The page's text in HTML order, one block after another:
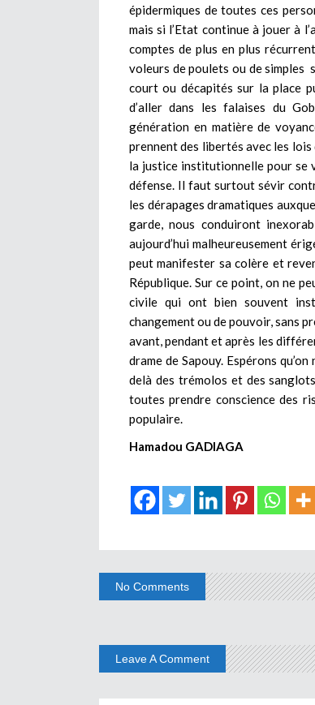
épidermiques de toutes ces
mais si l’Etat continue à jouer à
comptes de plus en plus
voleurs de poulets ou de simples
court ou décapités sur la place
d’aller dans les falaises du
génération en matière de
prennent des libertés avec les
la justice institutionnelle pour se
défense. Il faut surtout sévir
les dérapages dramatiques
garde, nous conduiront
aujourd’hui malheureusement
peut manifester sa colère et
République. Sur ce point, on ne
civile qui ont bien souvent
changement ou de pouvoir, sans
avant, pendant et après les
drame de Sapouy. Espérons
delà des trémolos et des
toutes prendre conscience des
populaire.
Hamadou GADIAGA
No Comments
Leave A Comment